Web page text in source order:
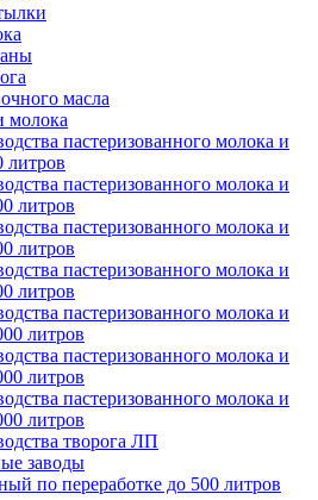
масла
молока
пастеризованного молока и
литров
пастеризованного молока и
литров
пастеризованного молока и
литров
пастеризованного молока и
литров
пастеризованного молока и
литров
пастеризованного молока и
литров
пастеризованного молока и
литров
творога ЛП
заводы
по переработке до 500 литров